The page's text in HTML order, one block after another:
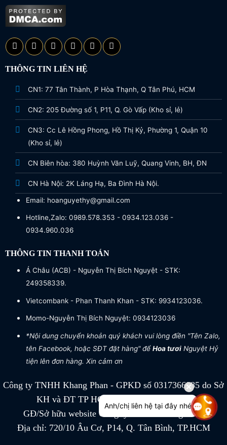
THÔNG TIN LIÊN HỆ
CN1: 77 Tân Thành, P Hòa Thạnh, Q Tân Phú, HCM
CN2: 205 Đường số 1, P11, Q. Gò Vấp (Kho sỉ, lẻ)
CN3: Cc Lê Hồng Phong, Hồ Thị Kỷ, Phường 1, Quận 10
(Kho sỉ, lẻ)
CN Biên hòa: 380 Huỳnh Văn Luỹ, Quang Vinh, BH, ĐN
CN Hà Nội: 2K Láng Hạ, Ba Đình Hà Nội.
Email: hoanguyethy@gmail.com
Hotline,Zalo: 0989.578.353 - 0934.123.036 -
0934.960.036
THÔNG TIN THANH TOÁN
Á Châu (ACB) - Nguyễn Thị Bích Nguyệt - STK:
249358339.
Vietcombank - Phan Thanh Khan - STK: 9934123036.
Momo-Nguyễn Thị Bích Nguyệt: 0934123036
*Nội dung chuyển khoản quý khách vui lòng điền "Tên Zalo,
tên Facebook, hoặc SĐT đặt hàng" đểHoa tươiNguyệt Hỷ
tiện lên đơn hàng. Xin cảm ơn
Công ty TNHH Khang Phan - GPKD số 0317366885 do Sở
KH và ĐT TP HCM cấp ngày 04/07/2022
GĐ/Sở hữu website Công ty TNHH Khang Phan
Địa chỉ: 720/10 Âu Cơ, P14, Q. Tân Bình, TP.HCM
Anh/chị liên hệ tại đây nhé